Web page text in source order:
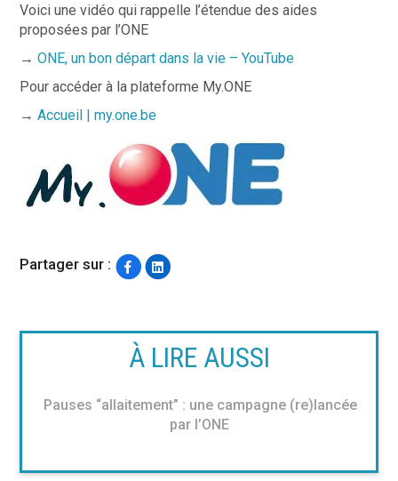
Voici une vidéo qui rappelle l’étendue des aides
proposées par l’ONE
→ONE, un bon départ dans la vie – YouTube
Pour accéder à la plateforme My.ONE
→Accueil | my.one.be
Partager sur :
À LIRE AUSSI
Pauses “allaitement” : une campagne (re)lancée
par l’ONE